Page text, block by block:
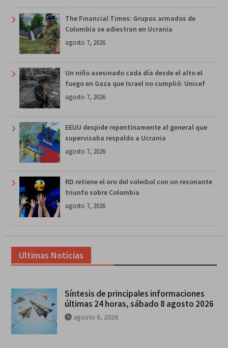
The Financial Times: Grupos armados de
Colombia se adiestran en Ucrania
agosto 7, 2026
Un niño asesinado cada día desde el alto el
fuego en Gaza que Israel no cumplió: Unicef
agosto 7, 2026
EEUU despide repentinamente al general que
supervisaba respaldo a Ucrania
agosto 7, 2026
RD retiene el oro del voleibol con un resonante
triunfo sobre Colombia
agosto 7, 2026
Ultimas Noticias
Síntesis de principales informaciones
últimas 24 horas, sábado 8 agosto 2026
agosto 8, 2026